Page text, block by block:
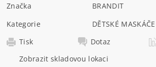
Značka
BRANDIT
Kategorie
DĚTSKÉ
Tisk
Dotaz
Zobrazit skladovou lokaci